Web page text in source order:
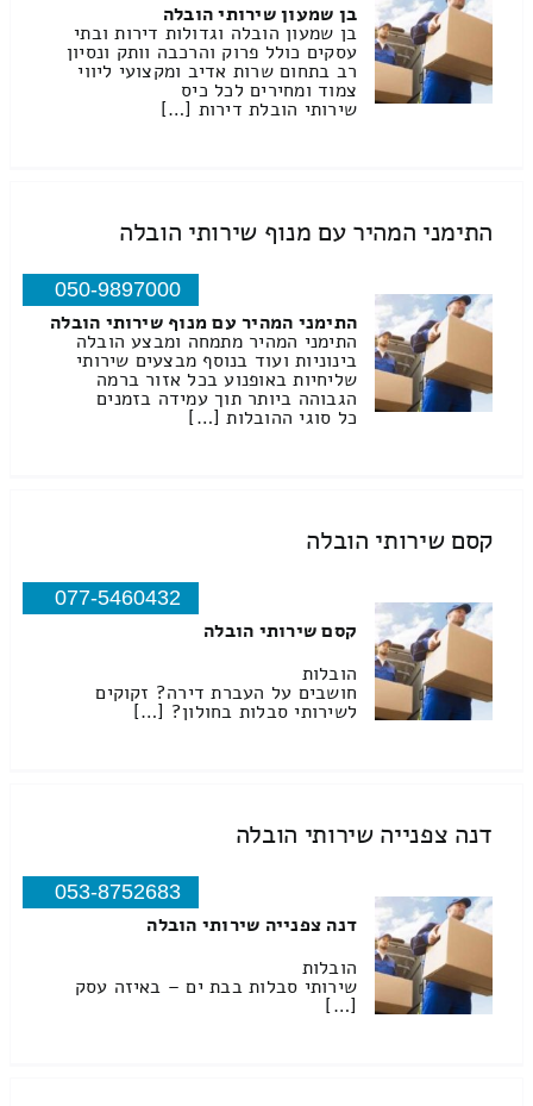
בן שמעון שירותי הובלה
בן שמעון הובלה וגדולות דירות ובתי
עסקים כולל פרוק והרכבה וותק ונסיון
רב בתחום שרות אדיב ומקצועי ליווי
צמוד ומחירים לכל כיס
שירותי הובלת דירות […]
התימני המהיר עם מנוף שירותי הובלה
050-9897000
התימני המהיר עם מנוף שירותי הובלה
התימני המהיר מתמחה ומבצע הובלה
בינוניות ועוד בנוסף מבצעים שירותי
שליחיות באופנוע בכל אזור ברמה
הגבוהה ביותר תוך עמידה בזמנים
כל סוגי ההובלות […]
קסם שירותי הובלה
077-5460432
קסם שירותי הובלה
הובלות
חושבים על העברת דירה? זקוקים
לשירותי סבלות בחולון? […]
דנה צפנייה שירותי הובלה
053-8752683
דנה צפנייה שירותי הובלה
הובלות
שירותי סבלות בבת ים – באיזה עסק
[…]